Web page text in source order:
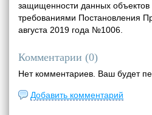
защищенности данных объектов
требованиями Постановления
августа 2019 года №1006.
Комментарии (0)
Нет комментариев. Ваш будет
Добавить комментарий